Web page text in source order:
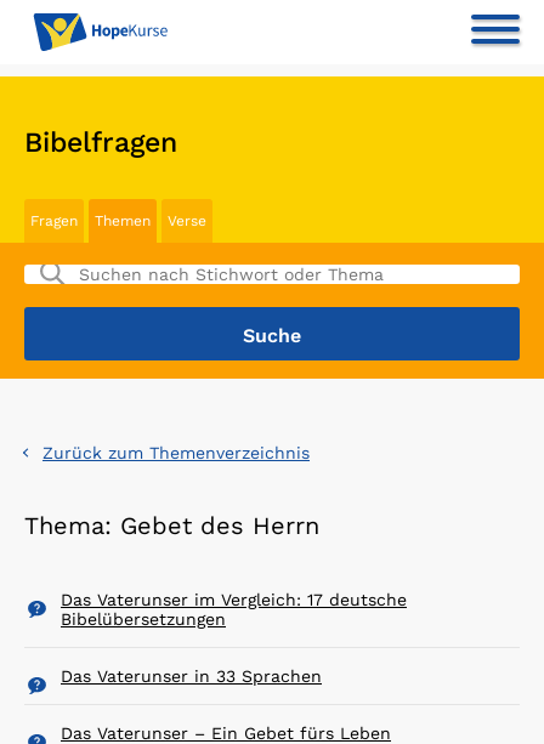
Bibelfragen
Fragen Themen Verse
Zurück zum Themenverzeichnis
Thema: Gebet des Herrn
Das Vaterunser im Vergleich: 17 deutsche
Bibelübersetzungen
Das Vaterunser in 33 Sprachen
Das Vaterunser – Ein Gebet fürs Leben